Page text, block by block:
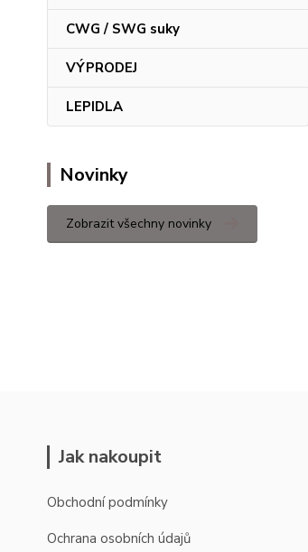
CWG / SWG suky
VÝPRODEJ
LEPIDLA
Novinky
Zobrazit všechny novinky
Jak nakoupit
Obchodní podmínky
Ochrana osobních údajů